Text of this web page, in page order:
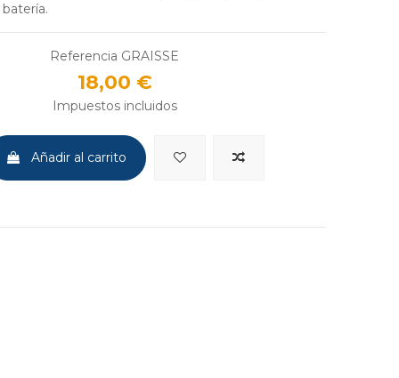
Referencia GRAISSE
18,00 €
Impuestos incluidos
Añadir al carrito